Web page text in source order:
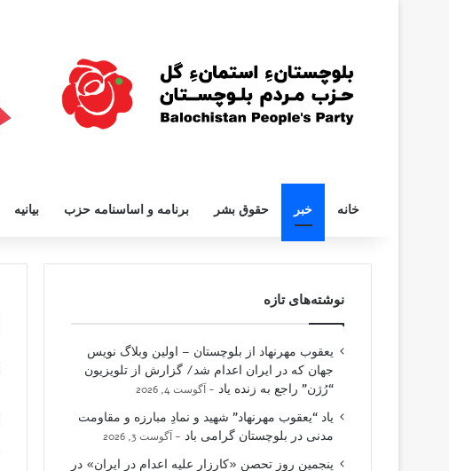
خانه خبر حقوق بشر برنامه و اساسنامه حزب بیانیه
نوشته‌های تازه
یعقوب مهرنهاد از بلوچستان – اولین وبلاگ نویس
جهان که در ایران اعدام شد/ گزارش از تلویزیون
“رُژن” راجع به زنده یاد
آگوست 4, 2026
یاد “یعقوب مهرنهاد” شهید و نمادِ مبارزه و مقاومت
مدنی در بلوچستان گرامی باد
آگوست 3, 2026
پنجمین روز تحصن «کارزار علیه اعدام در ایران» در